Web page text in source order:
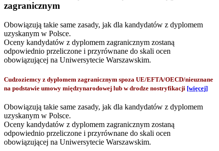
zagranicznym
Obowiązują takie same zasady, jak dla kandydatów z dyplomem
uzyskanym w Polsce.
Oceny kandydatów z dyplomem zagranicznym zostaną
odpowiednio przeliczone i przyrównane do skali ocen
obowiązującej na Uniwersytecie Warszawskim.
Cudzoziemcy z dyplomem zagranicznym spoza UE/EFTA/OECD/nieuznane
na podstawie umowy międzynarodowej lub w drodze nostryfikacji [więcej]
Obowiązują takie same zasady, jak dla kandydatów z dyplomem
uzyskanym w Polsce.
Oceny kandydatów z dyplomem zagranicznym zostaną
odpowiednio przeliczone i przyrównane do skali ocen
obowiązującej na Uniwersytecie Warszawskim.